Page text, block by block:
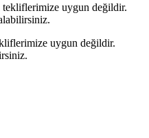
tekliflerimize uygun değildir.
uygun değildir.